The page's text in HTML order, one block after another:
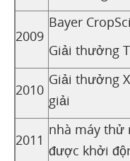
2009
Bayer
Giải thưởng
2010
Giải thưởng
giải
2011
nhà máy thử
được khởi